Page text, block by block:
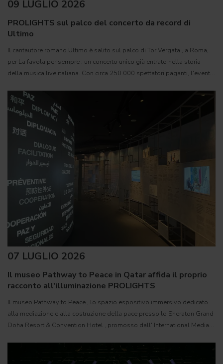
09 LUGLIO 2026
PROLIGHTS sul palco del concerto da record di
Ultimo
Il cantautore romano Ultimo è salito sul palco di Tor Vergata , a Roma,
per La favola per sempre : un concerto unico già entrato nella storia
della musica live italiana. Con circa 250.000 spettatori paganti, l'evento
07 LUGLIO 2026
Il museo Pathway to Peace in Qatar affida il proprio
racconto all'illuminazione PROLIGHTS
Il museo Pathway to Peace , lo spazio espositivo immersivo dedicato
alla mediazione e alla costruzione della pace presso lo Sheraton Grand
Doha Resort & Convention Hotel , promosso dall' International Media